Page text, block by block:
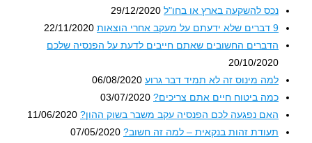
נכס להשקעה בארץ או בחו"ל 29/12/2020
9 דברים שלא ידעתם על מעקב אחרי הוצאות
22/11/2020
הדברים החשובים שאתם חייבים לדעת על הפנסיה שלכם
20/10/2020
למה מינוס זה לא תמיד דבר גרוע 06/08/2020
כמה ביטוח חיים אתם צריכים? 03/07/2020
האם נפגעה לכם הפנסיה עקב משבר בשוק ההון? 11/06/2020
תעודת זהות בנקאית – למה זה חשוב? 07/05/2020